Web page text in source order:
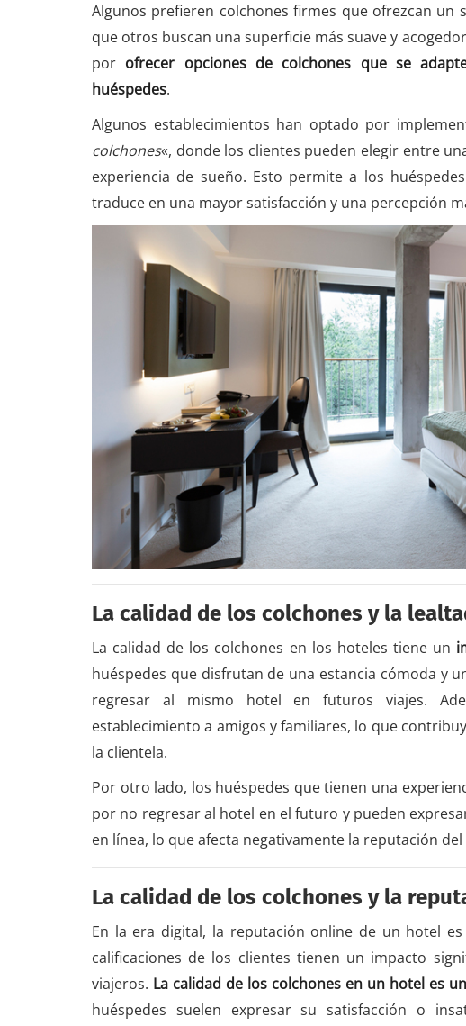
Algunos prefieren colchones firmes que ofrezcan un
que otros buscan una superficie más suave y
por ofrecer opciones de colchones que se
huéspedes.
Algunos establecimientos han optado por
colchones«, donde los clientes pueden elegir entre
experiencia de sueño. Esto permite a los
traduce en una mayor satisfacción y una percepción
La calidad de los colchones y la
La calidad de los colchones en los hoteles tiene un
huéspedes que disfrutan de una estancia cómoda y
regresar al mismo hotel en futuros viajes.
establecimiento a amigos y familiares, lo que
la clientela.
Por otro lado, los huéspedes que tienen una
por no regresar al hotel en el futuro y pueden
en línea, lo que afecta negativamente la reputación
La calidad de los colchones y la
En la era digital, la reputación online de un hotel
calificaciones de los clientes tienen un impacto
viajeros. La calidad de los colchones en un hotel es
huéspedes suelen expresar su satisfacción o